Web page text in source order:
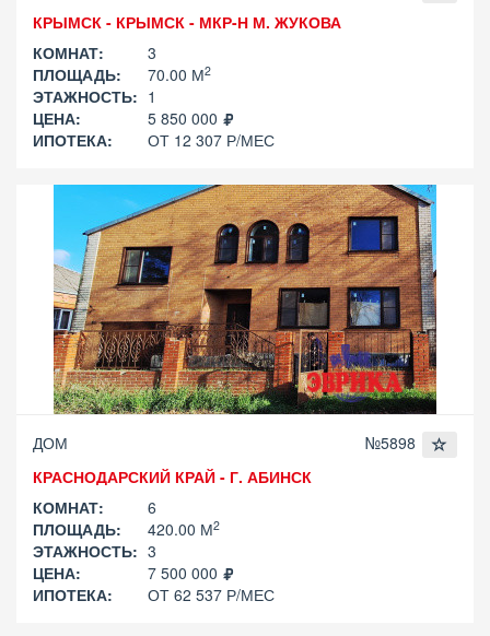
КРЫМСК - КРЫМСК - МКР-Н М. ЖУКОВА
КОМНАТ:
3
ПЛОЩАДЬ:
70.00 М2
ЭТАЖНОСТЬ: 1
ЦЕНА:
5 850 000
ИПОТЕКА:
ОТ 12 307 Р/МЕС
ДОМ
№5898
КРАСНОДАРСКИЙ КРАЙ - Г. АБИНСК
КОМНАТ:
6
ПЛОЩАДЬ:
420.00 М2
ЭТАЖНОСТЬ: 3
ЦЕНА:
7 500 000
ИПОТЕКА:
ОТ 62 537 Р/МЕС